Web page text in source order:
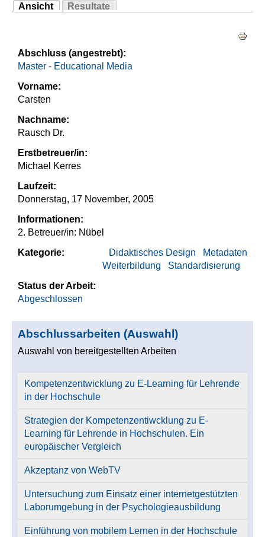
Sie sind hier
Ansicht
(aktiver Reiter)
Resultate
Abschluss (angestrebt):
Master - Educational Media
Vorname:
Carsten
Nachname:
Rausch Dr.
Erstbetreuer/in:
Michael Kerres
Laufzeit:
Donnerstag, 17 November, 2005
Informationen:
2. Betreuer/in: Nübel
Kategorie:
Metadaten
Didaktisches Design
Standardisierung
Weiterbildung
Status der Arbeit:
Abgeschlossen
Abschlussarbeiten (Auswahl)
Auswahl von bereitgestellten Arbeiten
Kompetenzentwicklung zu E-Learning für Lehrende
in der Hochschule
Strategien der Kompetenzentiwcklung zu E-
Learning für Lehrende in Hochschulen. Ein
europäischer Vergleich
Akzeptanz von WebTV
Untersuchung zum Einsatz einer internetgestützten
Laborumgebung in der Psychologieausbildung
Einführung von mobilem Lernen in der Hochschule